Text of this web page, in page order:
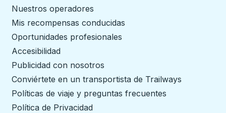
Nuestros operadores
Mis recompensas conducidas
Oportunidades profesionales
Accesibilidad
Publicidad con nosotros
Conviértete en un transportista de Trailways
Políticas de viaje y preguntas frecuentes
Política de Privacidad